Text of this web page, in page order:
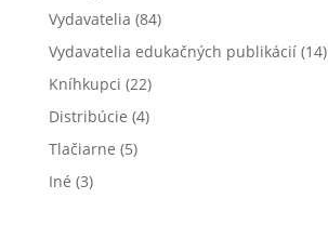
Vydavatelia (84)
Vydavatelia edukačných publikácií(14)
Kníhkupci (22)
Distribúcie (4)
Tlačiarne (5)
Iné (3)